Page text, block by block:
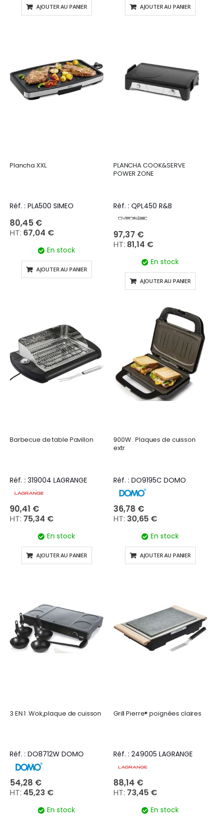
AJOUTER AU PANIER AJOUTER AU PANIER
Plancha XXL
Réf. : PLA500 SIMEO
80,45 €
67,04 €
En stock
AJOUTER AU PANIER
PLANCHA COOK&SERVE
POWER ZONE
Réf. : QPL450 R&B
97,37 €
81,14 €
En stock
AJOUTER AU PANIER
Barbecue de table Pavillon
Réf. : 319004 LAGRANGE
90,41 €
75,34 €
En stock
AJOUTER AU PANIER
900W . Plaques de cuisson
extr
Réf. : DO9195C DOMO
36,78 €
30,65 €
En stock
AJOUTER AU PANIER
3 EN 1 .Wok,plaque de cuisson
Réf. : DO8712W DOMO
54,28 €
45,23 €
En stock
Grill Pierre® poignées claires
Réf. : 249005 LAGRANGE
88,14 €
73,45 €
En stock